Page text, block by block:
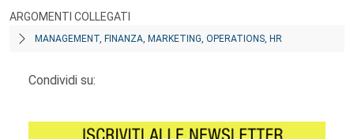
ARGOMENTI COLLEGATI
MANAGEMENT, FINANZA, MARKETING, OPERATIONS, HR
Condividi su: